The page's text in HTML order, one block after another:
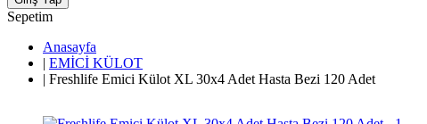
Sepetim
Anasayfa
| EMİCİ KÜLOT
| Freshlife Emici Külot XL 30x4 Adet Hasta Bezi 120 Adet